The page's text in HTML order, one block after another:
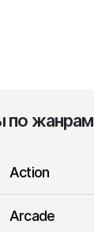
по жанрам
Action
Arcade